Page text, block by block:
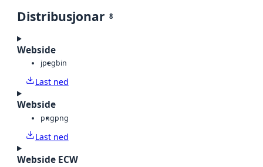
Distribusjonar 8
Webside
jpegbin
Last ned
Webside
pngpng
Last ned
Webside ECW